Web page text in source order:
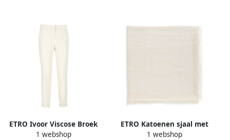
ETRO Ivoor Viscose Broek
met Rits Beige Dames
1 webshop
ETRO Katoenen sjaal met
bloemenpatroon en franjes
1 webshop